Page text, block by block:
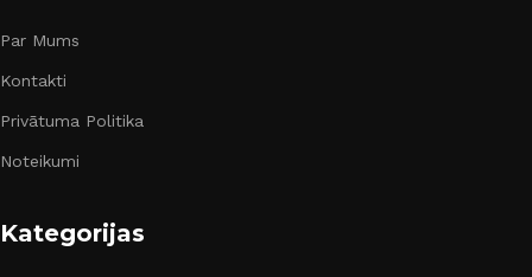
Par Mums
Kontakti
Privātuma Politika
Noteikumi
Kategorijas